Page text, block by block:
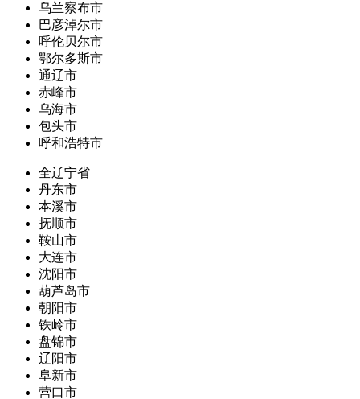
乌兰察布市
巴彦淖尔市
呼伦贝尔市
鄂尔多斯市
通辽市
赤峰市
乌海市
包头市
呼和浩特市
全辽宁省
丹东市
本溪市
抚顺市
鞍山市
大连市
沈阳市
葫芦岛市
朝阳市
铁岭市
盘锦市
辽阳市
阜新市
营口市